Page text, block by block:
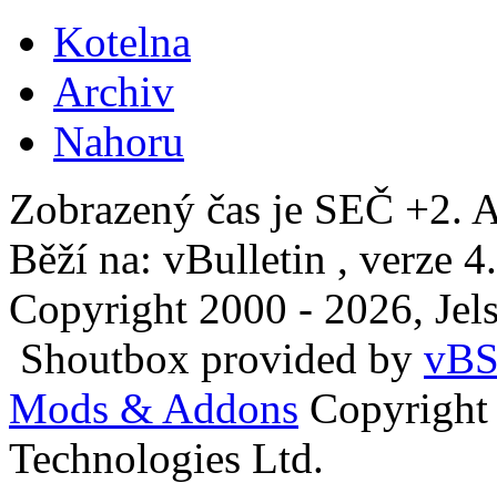
Kotelna
Archiv
Nahoru
Zobrazený čas je SEČ +2.
Běží na: vBulletin , verze
Copyright 2000 - 2026,
Shoutbox provided by
Mods & Addons
Technologies Ltd.